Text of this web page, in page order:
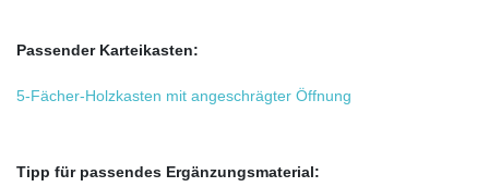
Passender Karteikasten:
5-Fächer-Holzkasten mit angeschrägter Öffnung
Tipp für passendes Ergänzungsmaterial: